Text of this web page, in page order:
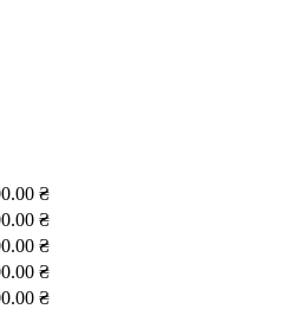
₴
₴
₴
₴
₴